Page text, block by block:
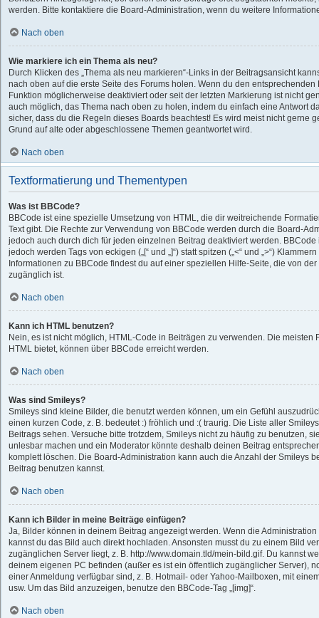
werden. Bitte kontaktiere die Board-Administration, wenn du weitere
Nach oben
Wie markiere ich ein Thema als neu?
Durch Klicken des „Thema als neu markieren“-Links in der Beitragsansicht
nach oben auf die erste Seite des Forums holen. Wenn du den
Funktion möglicherweise deaktiviert oder seit der letzten Markierung ist nicht
auch möglich, das Thema nach oben zu holen, indem du einfach eine Antwort
sicher, dass du die Regeln dieses Boards beachtest! Es wird meist nicht gerne
Grund auf alte oder abgeschlossene Themen geantwortet wird.
Nach oben
Textformatierung und Thementypen
Was ist BBCode?
BBCode ist eine spezielle Umsetzung von HTML, die dir weitreichende
Text gibt. Die Rechte zur Verwendung von BBCode werden durch die Board-
jedoch auch durch dich für jeden einzelnen Beitrag deaktiviert werden.
jedoch werden Tags von eckigen („[“ und „]“) statt spitzen („<“ und „>“)
Informationen zu BBCode findest du auf einer speziellen Hilfe-Seite, die von
zugänglich ist.
Nach oben
Kann ich HTML benutzen?
Nein, es ist nicht möglich, HTML-Code in Beiträgen zu verwenden. Die meisten
HTML bietet, können über BBCode erreicht werden.
Nach oben
Was sind Smileys?
Smileys sind kleine Bilder, die benutzt werden können, um ein Gefühl
einen kurzen Code, z. B. bedeutet :) fröhlich und :( traurig. Die Liste aller
Beitrags sehen. Versuche bitte trotzdem, Smileys nicht zu häufig zu benutzen,
unlesbar machen und ein Moderator könnte deshalb deinen Beitrag
komplett löschen. Die Board-Administration kann auch die Anzahl der Smileys
Beitrag benutzen kannst.
Nach oben
Kann ich Bilder in meine Beiträge einfügen?
Ja, Bilder können in deinem Beitrag angezeigt werden. Wenn die
kannst du das Bild auch direkt hochladen. Ansonsten musst du zu einem Bild
zugänglichen Server liegt, z. B. http://www.domain.tld/mein-bild.gif. Du kannst
deinem eigenen PC befinden (außer es ist ein öffentlich zugänglicher Server),
einer Anmeldung verfügbar sind, z. B. Hotmail- oder Yahoo-Mailboxen, mit
usw. Um das Bild anzuzeigen, benutze den BBCode-Tag „[img]“.
Nach oben